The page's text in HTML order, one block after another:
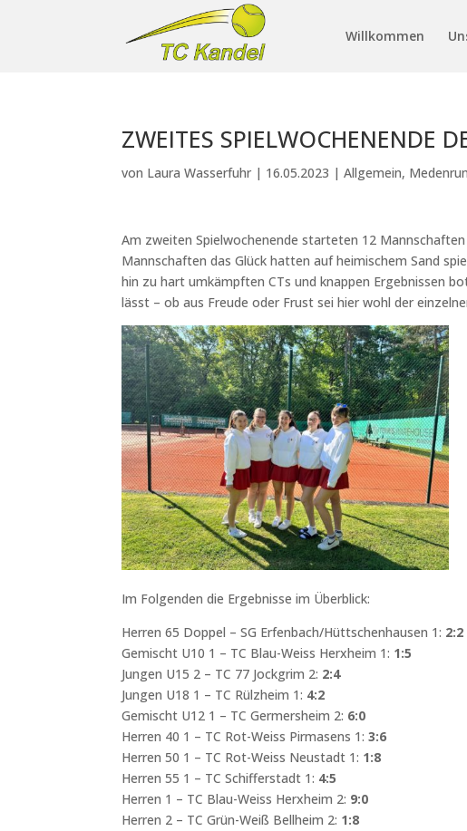
Willkommen
ZWEITES SPIELWOCHENENDE
von Laura Wasserfuhr | 16.05.2023 |Allgemein,
Am zweiten Spielwochenende starteten 12
Mannschaften das Glück hatten auf heimischem Sand
hin zu hart umkämpften CTs und knappen Ergebnissen
lässt – ob aus Freude oder Frust sei hier wohl der
Im Folgenden die Ergebnisse im Überblick:
Herren 65 Doppel – SG Erfenbach/Hüttschenhausen 1: 2:2
Gemischt U10 1 – TC Blau-Weiss Herxheim 1: 1:5
Jungen U15 2 – TC 77 Jockgrim 2: 2:4
Jungen U18 1 – TC Rülzheim 1: 4:2
Gemischt U12 1 – TC Germersheim 2: 6:0
Herren 40 1 – TC Rot-Weiss Pirmasens 1:3:6
Herren 50 1 – TC Rot-Weiss Neustadt 1: 1:8
Herren 55 1 – TC Schifferstadt 1: 4:5
Herren 1 – TC Blau-Weiss Herxheim 2: 9:0
Herren 2 – TC Grün-Weiß Bellheim 2: 1:8